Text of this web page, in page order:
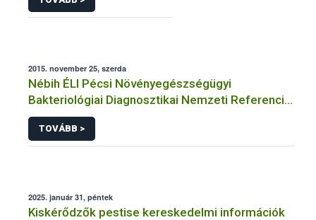
2015. november 25, szerda
Nébih ÉLI Pécsi Növényegészségügyi
Bakteriológiai Diagnosztikai Nemzeti Referencia
Laboratórium
TOVÁBB >
2025. január 31, péntek
Kiskérődzők pestise kereskedelmi információk